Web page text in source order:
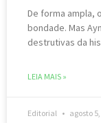
De forma ampla,
bondade. Mas
destrutivas da
LEIA MAIS »
Editorial agosto